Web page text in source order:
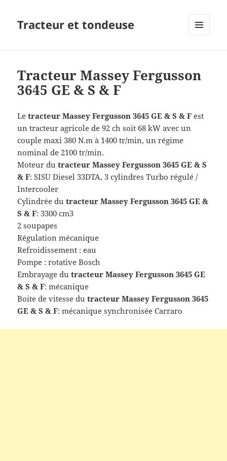
Tracteur et tondeuse
Tracteur Massey Fergusson
3645 GE & S & F
Letracteur Massey Fergusson 3645 GE & S & F est
un tracteur agricole de 92 ch soit 68 kW avec un
couple maxi 380 N.m à 1400 tr/min, un régime
nominal de 2100 tr/min.
Moteur dutracteur Massey Fergusson 3645 GE & S
& F: SISU Diesel 33DTA, 3 cylindres Turbo régulé /
Intercooler
Cylindrée dutracteur Massey Fergusson 3645 GE &
S & F: 3300 cm3
2 soupapes
Régulation mécanique
Refroidissement : eau
Pompe : rotative Bosch
Embrayage du tracteur Massey Fergusson 3645 GE
& S & F: mécanique
Boite de vitesse dutracteur Massey Fergusson 3645
GE & S & F: mécanique synchronisée Carraro